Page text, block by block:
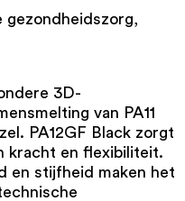
gezondheidszorg,
3D-
van PA11
PA12GF Black zorgt
kracht en flexibiliteit.
en stijfheid maken het